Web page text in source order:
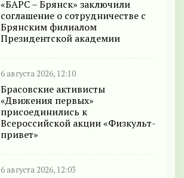
«БАРС – Брянск» заключили
соглашение о сотрудничестве с
Брянским филиалом
Президентской академии
6 августа 2026, 12:10
Брасовские активисты
«Движения первых»
присоединились к
Всероссийской акции «Физкульт-
привет»
6 августа 2026, 12:03